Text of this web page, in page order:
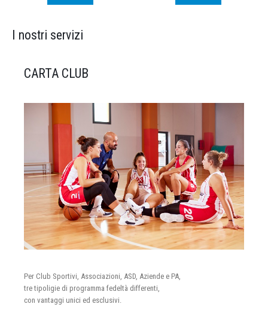
I nostri servizi
CARTA CLUB
Per Club Sportivi, Associazioni, ASD, Aziende e PA,
tre tipoligie di programma fedeltà differenti,
con vantaggi unici ed esclusivi.